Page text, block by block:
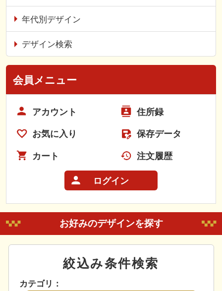
年代別デザイン
デザイン検索
会員メニュー
アカウント 住所録
お気に入り 保存データ
カート 注文履歴
ログイン
お好みのデザインを探す
絞込み条件検索
カテゴリ：